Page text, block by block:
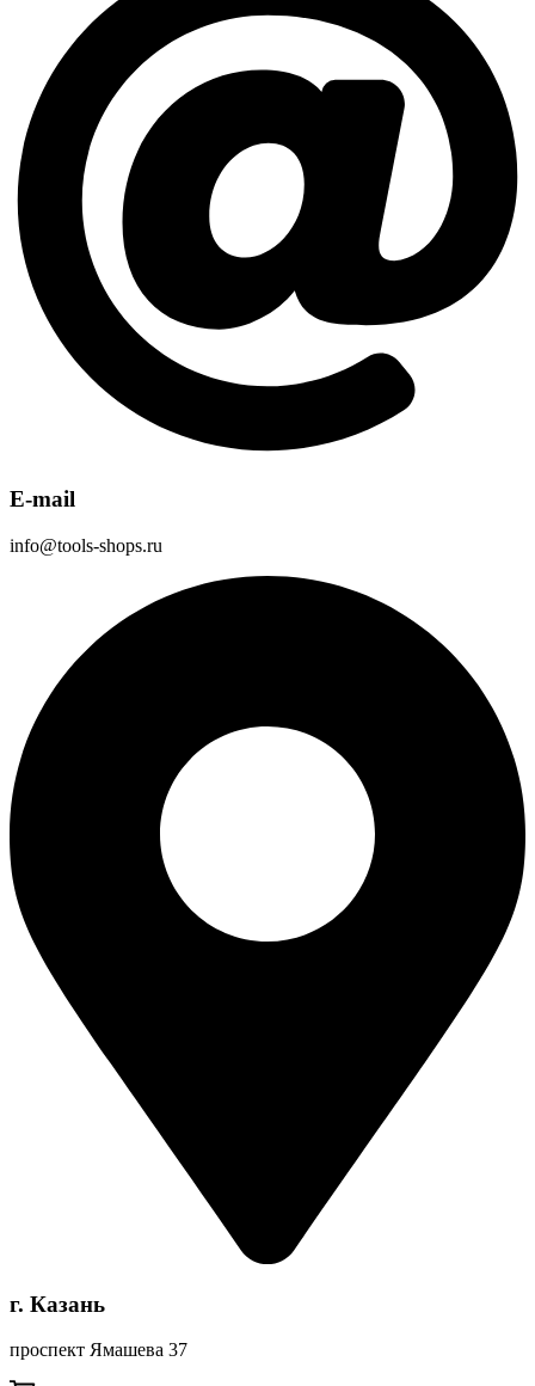
E-mail
info@tools-shops.ru
г. Казань
проспект Ямашева 37